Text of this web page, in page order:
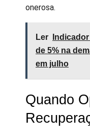
onerosa.
Ler
de 5% na
em julho
Quando